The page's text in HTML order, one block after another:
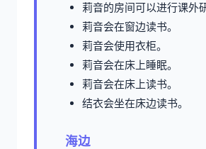
莉音的房间可以进行课外
莉音会在窗边读书。
莉音会使用衣柜。
莉音会在床上睡眠。
莉音会在床上读书。
结衣会坐在床边读书。
海边